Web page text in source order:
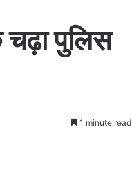
पुलिस
1 minute read